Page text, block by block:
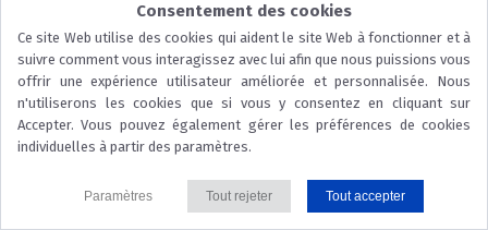
© 2026 CCI Dordogne |Nous contacter|Mentions légales|Protection
des données| Politique des cookies
Consentement des cookies
Ce site Web utilise des cookies qui aident le site Web à fonctionner et à
suivre comment vous interagissez avec lui afin que nous puissions vous
offrir une expérience utilisateur améliorée et personnalisée. Nous
n'utiliserons les cookies que si vous y consentez en cliquant sur
Accepter. Vous pouvez également gérer les préférences de cookies
individuelles à partir des paramètres.
Paramètres Tout rejeter Tout accepter